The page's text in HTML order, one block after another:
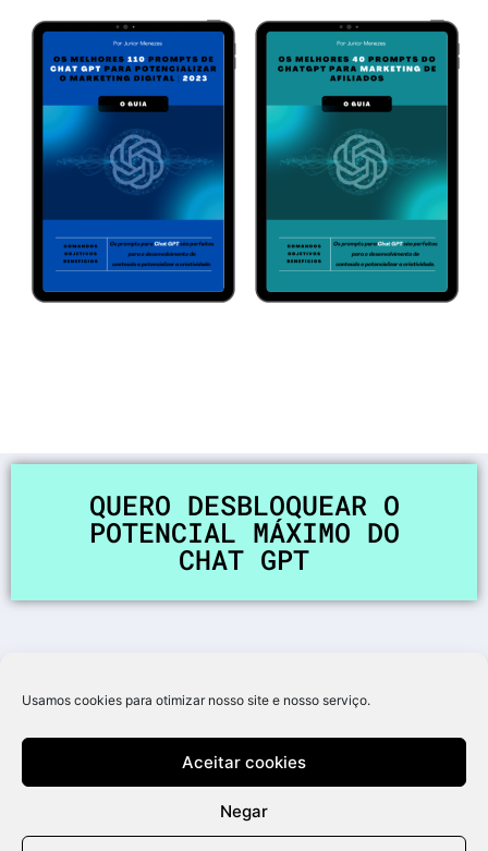
Usamos cookies para otimizar nosso site e nosso serviço.
Aceitar cookies
Negar
QUERO DESBLOQUEAR O
POTENCIAL MÁXIMO DO
CHAT GPT